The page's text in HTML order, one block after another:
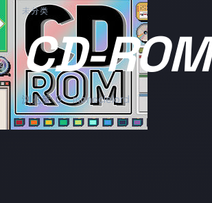
未分类
CD-ROM
浏览量: 0 monoclelord